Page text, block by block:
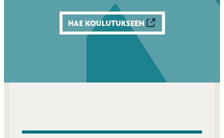
HAE KOULUTUKSEEN